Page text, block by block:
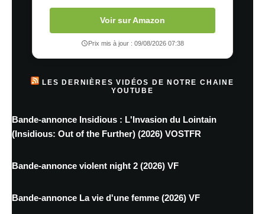
Voir sur Amazon
Prix mis à jour : 09/08/2026 07:38
LES DERNIÈRES VIDÉOS DE NOTRE CHAINE
YOUTUBE
Bande-annonce Insidious : L'Invasion du Lointain
(Insidious: Out of the Further) (2026) VOSTFR
Bande-annonce violent night 2 (2026) VF
Bande-annonce La vie d'une femme (2026) VF